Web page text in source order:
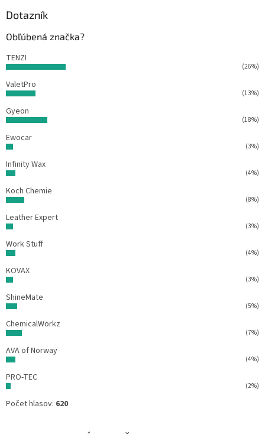
Dotazník
Obľúbená značka?
TENZI
(26%)
ValetPro
(13%)
Gyeon
(18%)
Ewocar
(3%)
Infinity Wax
(4%)
Koch Chemie
(8%)
Leather Expert
(3%)
Work Stuff
(4%)
KOVAX
(3%)
ShineMate
(5%)
ChemicalWorkz
(7%)
AVA of Norway
(4%)
PRO-TEC
(2%)
Počet hlasov: 620